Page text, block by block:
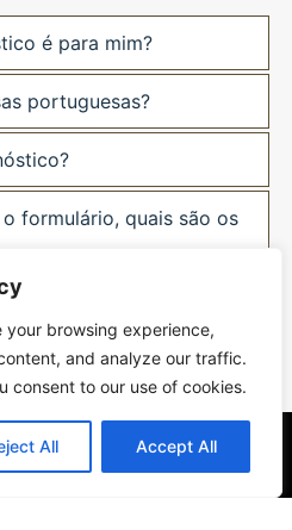
your browsing experience,
and analyze our traffic.
consent to our use of cookies.
All Accept All
é para mim?
portuguesas?
formulário, quais são os
posso reagendar?